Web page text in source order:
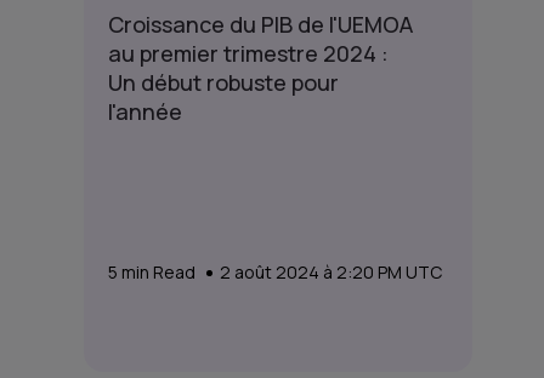
Croissance du PIB de l'UEMOA
au premier trimestre 2024 :
Un début robuste pour
l'année
5 min Read 2 août 2024 à 2:20 PM UTC